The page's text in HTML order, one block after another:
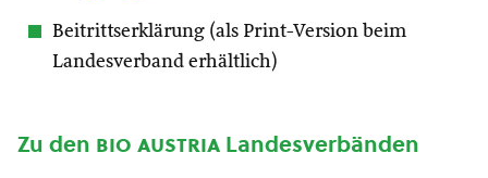
Beitrittserklärung (als Print-Version beim
Landesverband erhältlich)
Zu den bio austria Landesverbänden